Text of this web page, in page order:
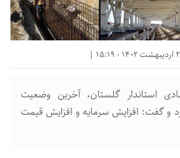
استاندار گلستان، آخرین وضعیت
و گفت: افزایش سرمایه و افزایش قیمت